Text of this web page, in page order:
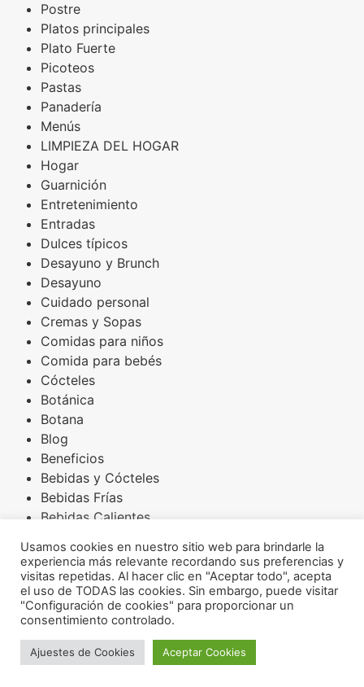
Postre
Platos principales
Plato Fuerte
Picoteos
Pastas
Panadería
Menús
LIMPIEZA DEL HOGAR
Hogar
Guarnición
Entretenimiento
Entradas
Dulces típicos
Desayuno y Brunch
Desayuno
Cuidado personal
Cremas y Sopas
Comidas para niños
Comida para bebés
Cócteles
Botánica
Botana
Blog
Beneficios
Bebidas y Cócteles
Bebidas Frías
Bebidas Calientes
Arroces
Amaranto
Aderezos
Acompañamientos
Osoji Robotics ® 2026
INSTAGRAM
YOUTUBE
Usamos cookies en nuestro sitio web para brindarle la
experiencia más relevante recordando sus preferencias y
visitas repetidas. Al hacer clic en "Aceptar todo", acepta
el uso de TODAS las cookies. Sin embargo, puede visitar
"Configuración de cookies" para proporcionar un
consentimiento controlado.
Ajuestes de Cookies Aceptar Cookies